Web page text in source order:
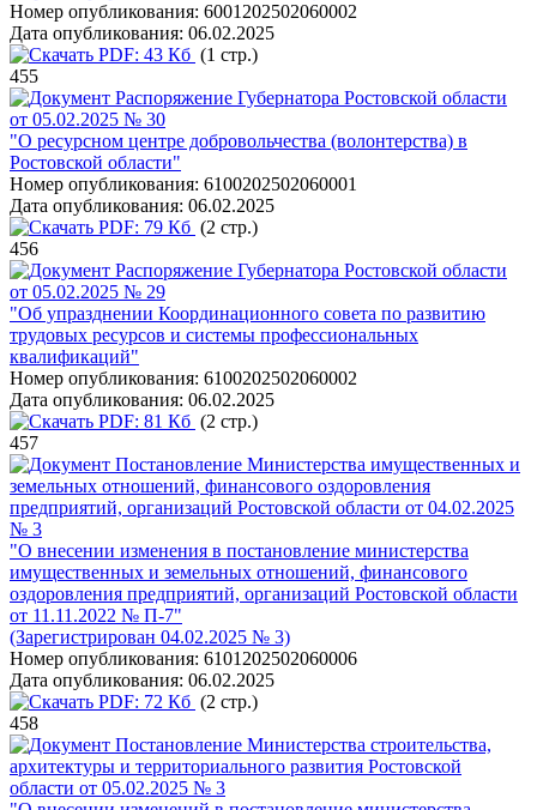
Номер опубликования: 6001202502060002
Дата опубликования: 06.02.2025
PDF: 43 Кб (1 стр.)
455
Распоряжение Губернатора Ростовской области
от 05.02.2025 № 30
"О ресурсном центре добровольчества (волонтерства) в
Ростовской области"
Номер опубликования: 6100202502060001
Дата опубликования: 06.02.2025
PDF: 79 Кб (2 стр.)
456
Распоряжение Губернатора Ростовской области
от 05.02.2025 № 29
"Об упразднении Координационного совета по развитию
трудовых ресурсов и системы профессиональных
квалификаций"
Номер опубликования: 6100202502060002
Дата опубликования: 06.02.2025
PDF: 81 Кб (2 стр.)
457
Постановление Министерства имущественных и
земельных отношений, финансового оздоровления
предприятий, организаций Ростовской области от 04.02.2025
№ 3
"О внесении изменения в постановление министерства
имущественных и земельных отношений, финансового
оздоровления предприятий, организаций Ростовской области
от 11.11.2022 № П-7"
(Зарегистрирован 04.02.2025 № 3)
Номер опубликования: 6101202502060006
Дата опубликования: 06.02.2025
PDF: 72 Кб (2 стр.)
458
Постановление Министерства строительства,
архитектуры и территориального развития Ростовской
области от 05.02.2025 № 3